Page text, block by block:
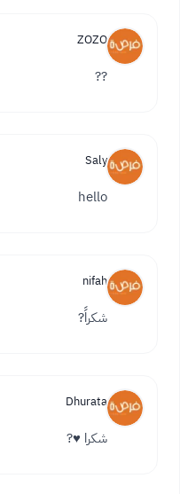
ZOZO
??
Saly
hello
nifah
شكراً?
Dhurata
شكرا ♥️?